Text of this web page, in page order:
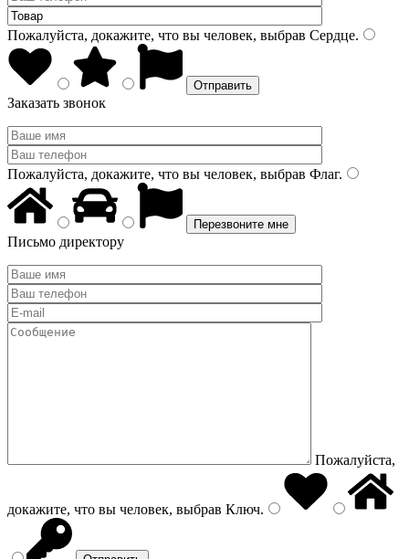
Пожалуйста, докажите, что вы человек, выбрав Сердце.
Заказать звонок
Пожалуйста, докажите, что вы человек, выбрав Флаг.
Письмо директору
Пожалуйста,
докажите, что вы человек, выбрав Ключ.